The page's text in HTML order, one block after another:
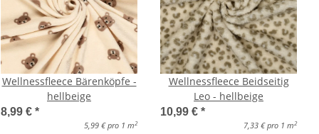
Wellnessfleece Bärenköpfe -
hellbeige
8,99 € *
5,99 € pro 1 m2
Wellnessfleece Beidseitig
Leo - hellbeige
10,99 € *
7,33 € pro 1 m2